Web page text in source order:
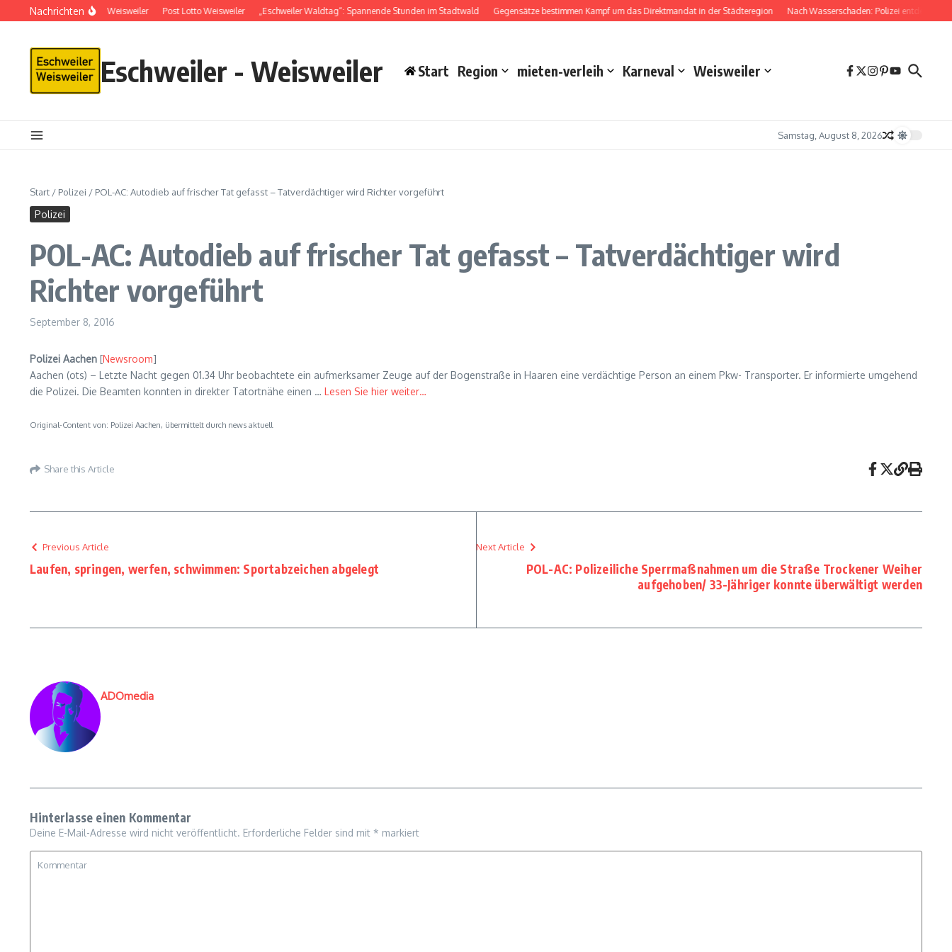
Nachrichten
Schlüsseldienst in Weisweiler Post Lotto Weisweiler „Eschweiler Waldtag“: Spannende Stunden im Stadtwald Gegensätze bestimmen Kampf um das Direktmandat in der Städteregion Nach Wasserschaden: Polizei entdeckt
Eschweiler - Weisweiler Start Region mieten-verleih Karneval Weisweiler
Samstag, August 8, 2026
Start / Polizei / POL-AC: Autodieb auf frischer Tat gefasst – Tatverdächtiger wird Richter vorgeführt
Polizei
POL-AC: Autodieb auf frischer Tat gefasst – Tatverdächtiger wird
Richter vorgeführt
September 8, 2016
Polizei Aachen [Newsroom]
Aachen (ots) – Letzte Nacht gegen 01.34 Uhr beobachtete ein aufmerksamer Zeuge auf der Bogenstraße in Haaren eine verdächtige Person an einem Pkw- Transporter. Er informierte umgehend
die Polizei. Die Beamten konnten in direkter Tatortnähe einen … Lesen Sie hier weiter…
Original-Content von: Polizei Aachen, übermittelt durch news aktuell
Share this Article
Previous Article
Laufen, springen, werfen, schwimmen: Sportabzeichen abgelegt
Next Article
POL-AC: Polizeiliche Sperrmaßnahmen um die Straße Trockener Weiher
aufgehoben/ 33-Jähriger konnte überwältigt werden
ADOmedia
Hinterlasse einen Kommentar
Deine E-Mail-Adresse wird nicht veröffentlicht. Erforderliche Felder sind mit * markiert